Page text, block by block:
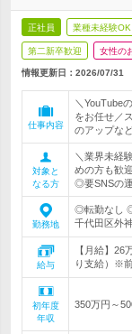
正社員 業種未経験OK
第二新卒歓迎 女性の
情報更新日：2026/07/31
仕事内容
＼YouTube
をお任せ／
のアップな
対象と
なる方
＼業界未経
めの方も歓
◎要SNSの運
勤務地
◎転勤なし
千代田区外
給与
【月給】26
り支給）※
初年度
年収
350万円～